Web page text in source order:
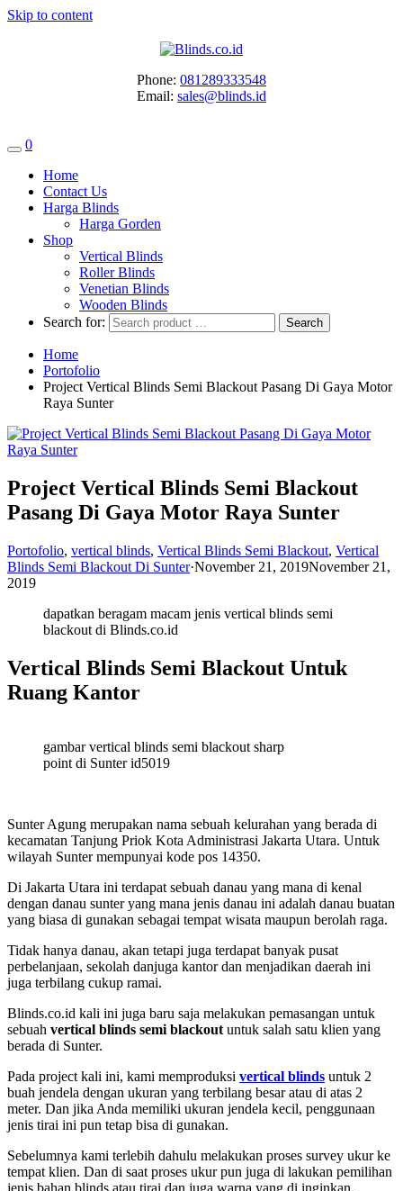
Skip to content
Phone: 081289333548
Email: sales@blinds.id
0
Home
Contact Us
Harga Blinds
Harga Gorden
Shop
Vertical Blinds
Roller Blinds
Venetian Blinds
Wooden Blinds
Search for:
Home
Portofolio
Project Vertical Blinds Semi Blackout Pasang Di Gaya Motor
Raya Sunter
Project Vertical Blinds Semi Blackout
Pasang Di Gaya Motor Raya Sunter
Portofolio, vertical blinds, Vertical Blinds Semi Blackout, Vertical
Blinds Semi Blackout Di Sunter·November 21, 2019November 21,
2019
dapatkan beragam macam jenis vertical blinds semi
blackout di Blinds.co.id
Vertical Blinds Semi Blackout Untuk
Ruang Kantor
gambar vertical blinds semi blackout sharp
point di Sunter id5019
Sunter Agung merupakan nama sebuah kelurahan yang berada di
kecamatan Tanjung Priok Kota Administrasi Jakarta Utara. Untuk
wilayah Sunter mempunyai kode pos 14350.
Di Jakarta Utara ini terdapat sebuah danau yang mana di kenal
dengan danau sunter yang mana jenis danau ini adalah danau buatan
yang biasa di gunakan sebagai tempat wisata maupun berolah raga.
Tidak hanya danau, akan tetapi juga terdapat banyak pusat
perbelanjaan, sekolah danjuga kantor dan menjadikan daerah ini
juga terbilang cukup ramai.
Blinds.co.id kali ini juga baru saja melakukan pemasangan untuk
sebuah vertical blinds semi blackout untuk salah satu klien yang
berada di Sunter.
Pada project kali ini, kami memproduksi vertical blinds untuk 2
buah jendela dengan ukuran yang terbilang besar atau di atas 2
meter. Dan jika Anda memiliki ukuran jendela kecil, penggunaan
jenis tirai ini pun tetap bisa di gunakan.
Sebelumnya kami terlebih dahulu melakukan proses survey ukur ke
tempat klien. Dan di saat proses ukur pun juga di lakukan pemilihan
jenis bahan blinds atau tirai dan juga warna yang di inginkan.